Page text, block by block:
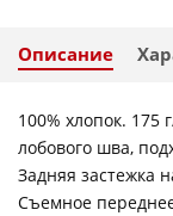
Описание
100% хлопок. 175
лобового шва,
Задняя застежка
Съемное